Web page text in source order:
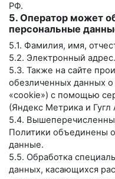
РФ.
5. Оператор может
персональные
5.1. Фамилия, имя,
5.2. Электронный адрес.
5.3. Также на сайте
обезличенных данных о
«cookie») с помощью
(Яндекс Метрика и Гугл
5.4.
Политики объединены
данные.
5.5. Обработка
данных, касающихся